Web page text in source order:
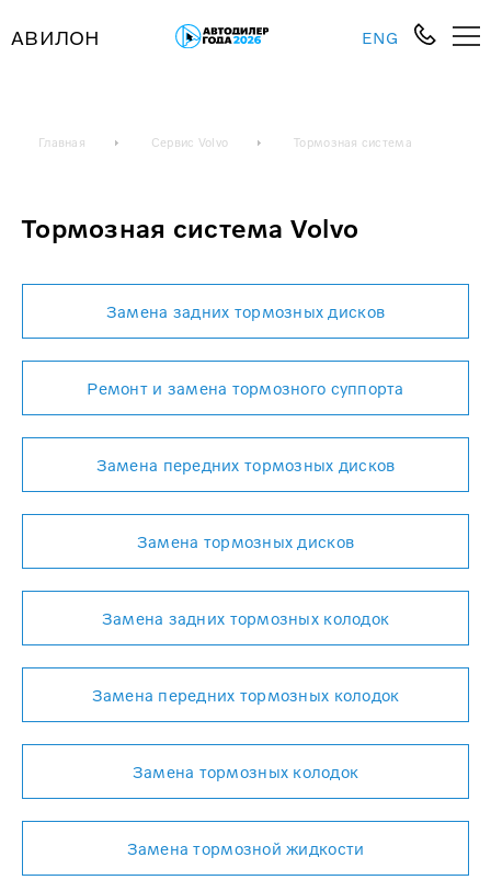
АВИЛОН ENG
Главная Сервис Volvo Тормозная система
Тормозная система Volvo
Замена задних тормозных дисков
Ремонт и замена тормозного суппорта
Замена передних тормозных дисков
Замена тормозных дисков
Замена задних тормозных колодок
Замена передних тормозных колодок
Замена тормозных колодок
Замена тормозной жидкости